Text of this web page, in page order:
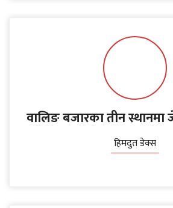
वालिङ बजारका तीन स्थानमा
हिमदुत डेक्स